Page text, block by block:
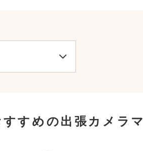
すめの出張カメラマ